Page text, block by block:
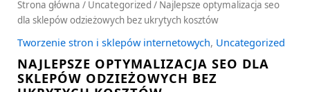
Strona główna / Uncategorized / Najlepsze optymalizacja seo
dla sklepów odzieżowych bez ukrytych kosztów
Tworzenie stron i sklepów internetowych, Uncategorized
NAJLEPSZE OPTYMALIZACJA SEO DLA
SKLEPÓW ODZIEŻOWYCH BEZ